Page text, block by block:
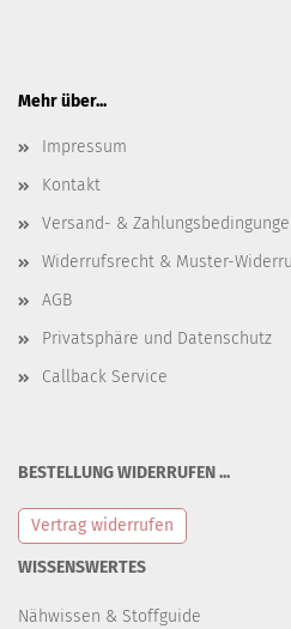
Mehr über...
Impressum
Kontakt
Versand- &
Widerrufsrecht & Muster-
AGB
Privatsphäre und Datenschutz
Callback Service
BESTELLUNG WIDERRUFEN ...
Vertrag widerrufen
WISSENSWERTES
Nähwissen & Stoffguide